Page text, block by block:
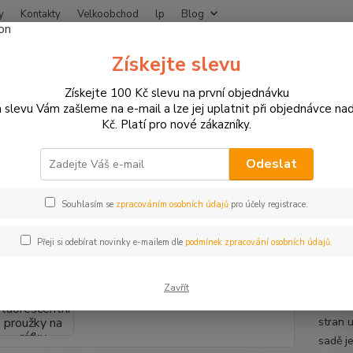
Kontakty Velkoobchod lp Blog
Hledat
Motodoplňky a příslušenství Proužky na ráfky Fluorescentní proužky
proužky na ráfky
a velikosti ráfku
jsou
stran
sadě
Získejte slevu
Získejte 100 Kč slevu na první objednávku
slevu Vám zašleme na e-mail a lze jej uplatnit při objednávce
Kč. Platí pro nové zákazníky.
Odeslat
Souhlasím se zpracováním osobních údajů pro účely registrace.
Přeji si odebírat novinky e-mailem dle podmínek zpracování osobních údajů.
Zavřít